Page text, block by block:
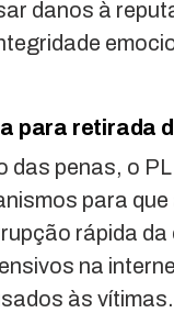
danos à
para retirada
das penas, o
para
rápida
na
às